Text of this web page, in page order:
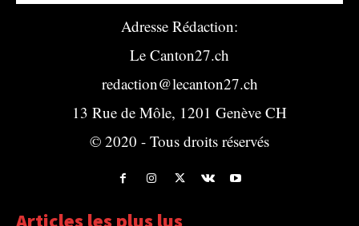
Adresse Rédaction:
Le Canton27.ch
redaction@lecanton27.ch
13 Rue de Môle, 1201 Genève CH
© 2020 - Tous droits réservés
Articles les plus lus